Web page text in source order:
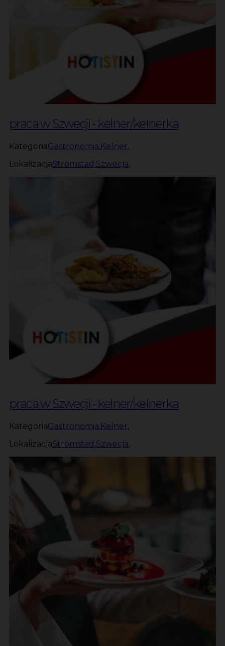
praca w Szwecji - kelner/kelnerka
KategoriaGastronomia,Kelner,
LokalizacjaStrömstad ,Szwecja,
praca w Szwecji - kelner/kelnerka
KategoriaGastronomia,Kelner,
LokalizacjaStrömstad ,Szwecja,